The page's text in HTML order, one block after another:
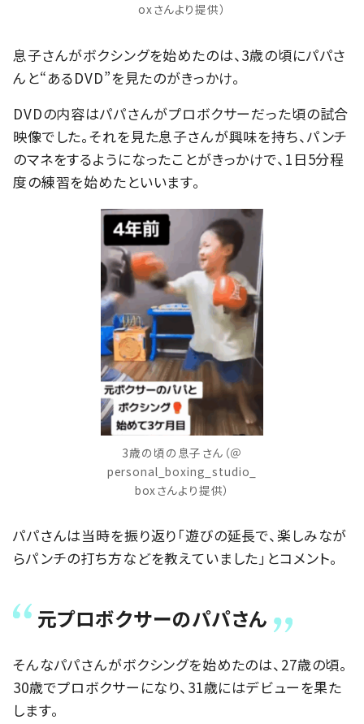
oxさんより提供）
息子さんがボクシングを始めたのは、3歳の頃にパパさ
んと“あるDVD”を見たのがきっかけ。
DVDの内容はパパさんがプロボクサーだった頃の試合
映像でした。それを見た息子さんが興味を持ち、パンチ
のマネをするようになったことがきっかけで、1日5分程
度の練習を始めたといいます。
3歳の頃の息子さん（＠
personal_boxing_studio_
boxさんより提供）
パパさんは当時を振り返り「遊びの延長で、楽しみなが
らパンチの打ち方などを教えていました」とコメント。
元プロボクサーのパパさん
そんなパパさんがボクシングを始めたのは、27歳の頃。
30歳でプロボクサーになり、31歳にはデビューを果た
します。